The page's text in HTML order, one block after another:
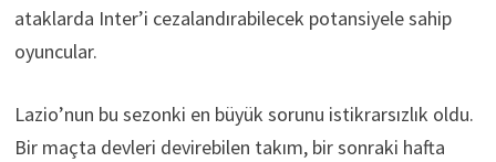
ataklarda Inter’i cezalandırabilecek potansiyele sahip
oyuncular.
Lazio’nun bu sezonki en büyük sorunu istikrarsızlık oldu.
Bir maçta devleri devirebilen takım, bir sonraki hafta